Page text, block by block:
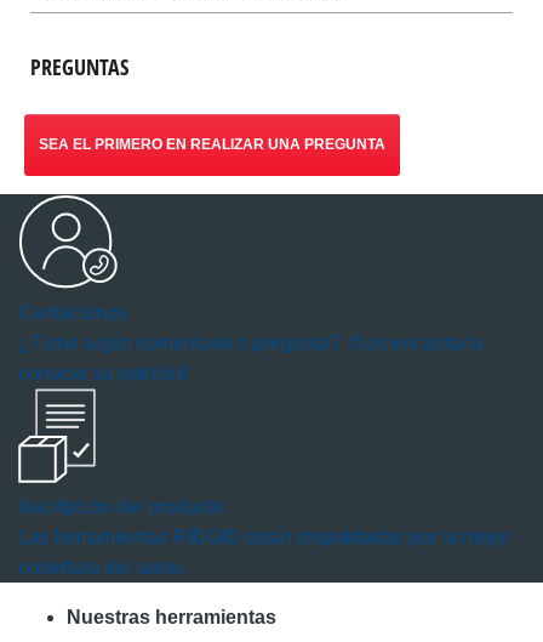
PREGUNTAS
SEA EL PRIMERO EN REALIZAR UNA PREGUNTA
Contáctenos
¿Tiene algún comentario o pregunta? ¡Nos encantaría
conocer su opinión!
Inscripción del producto
Las herramientas RIDGID están respaldadas por la mejor
cobertura del ramo.
Nuestras herramientas